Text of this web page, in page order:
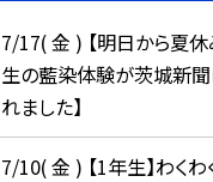
7/17( 金 ) 【明日から夏休
生の藍染体験が茨城新
れました】
7/10( 金 ) 【1年生】わくわ